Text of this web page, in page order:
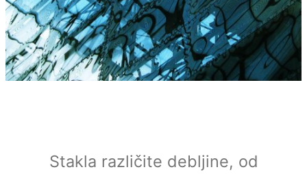
Stakla različite debljine, od